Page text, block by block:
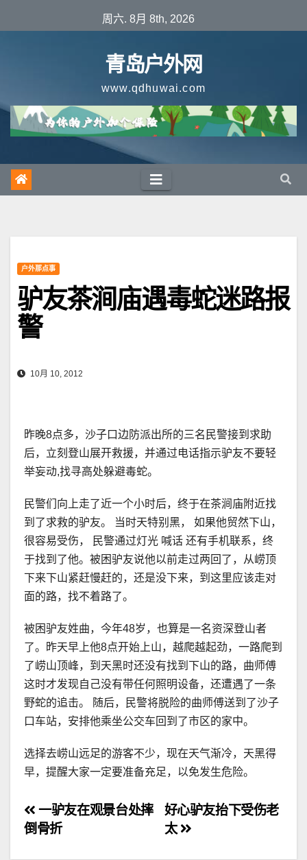
至
周六. 8月 8th, 2026
青岛户外网
www.qdhuwai.com
户外那点事
驴友茶涧庙遇毒蛇迷路报
警
10月 10, 2012
昨晚8点多，沙子口边防派出所的三名民警接到求助
后，立刻登山展开救援，并通过电话指示驴友不要轻
举妄动,找寻高处躲避毒蛇。
民警们向上走了近一个小时后，终于在茶涧庙附近找
到了求救的驴友。 当时天特别黑， 如果他贸然下山，
很容易受伤， 民警通过灯光 喊话 还有手机联系，终
于找到了他。被困驴友说他以前走过两回了，从崂顶
下来下山紧赶慢赶的，还是没下来，到这里应该走对
面的路，找不着路了。
被困驴友姓曲，今年48岁，也算是一名资深登山者
了。昨天早上他8点开始上山，越爬越起劲，一路爬到
了崂山顶峰，到天黑时还没有找到下山的路，曲师傅
这时才发现自己没有带任何照明设备，还遭遇了一条
野蛇的追击。 随后，民警将脱险的曲师傅送到了沙子
口车站，安排他乘坐公交车回到了市区的家中。
选择去崂山远足的游客不少，现在天气渐冷，天黑得
早，提醒大家一定要准备充足，以免发生危险。
文
章
好心驴友抬下受伤老
太
一驴友在观景台处摔
倒骨折